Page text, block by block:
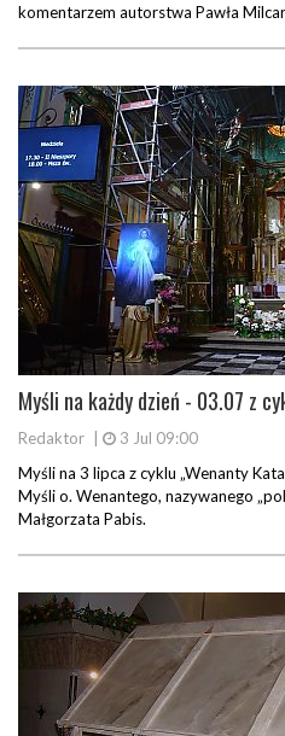
komentarzem autorstwa Pawła
Myśli na każdy dzień - 03.07 z
Redaktor
3 Jul 09:00
Myśli na 3 lipca z cyklu „Wenanty
Myśli o. Wenantego, nazywanego
Małgorzata Pabis.